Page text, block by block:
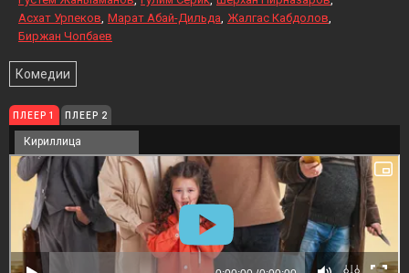
Асхат Урпеков Марат Абай-Дильда Жалгас Кабдолов
Биржан Чопбаев
Комедии
ПЛЕЕР 1 ПЛЕЕР 2
Кириллица